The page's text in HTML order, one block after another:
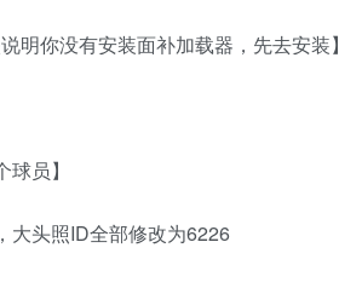
明你没有安装面补加载器，先去安装】
员】
大头照ID全部修改为6226